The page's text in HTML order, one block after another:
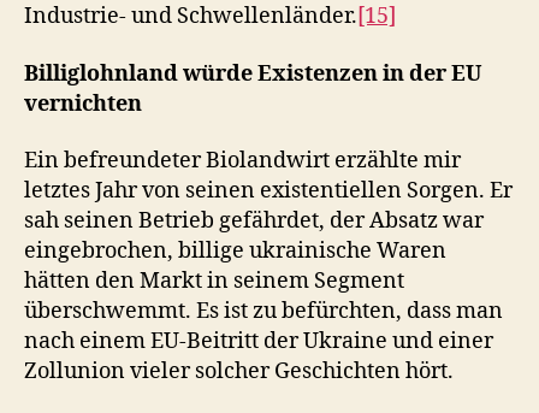
Industrie- und Schwellenländer.[15]
Billiglohnland würde Existenzen in der EU
vernichten
Ein befreundeter Biolandwirt erzählte mir
letztes Jahr von seinen existentiellen Sorgen. Er
sah seinen Betrieb gefährdet, der Absatz war
eingebrochen, billige ukrainische Waren
hätten den Markt in seinem Segment
überschwemmt. Es ist zu befürchten, dass man
nach einem EU-Beitritt der Ukraine und einer
Zollunion vieler solcher Geschichten hört.